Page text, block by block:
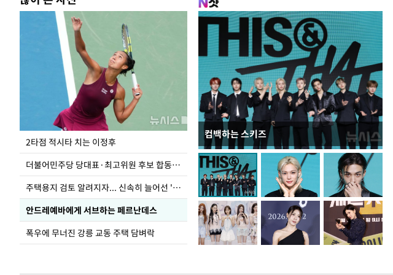
2타점 적시타 치는 이정후
더불어민주당 당대표·최고위원 후보 합동연설회
주택용지 검토 알려지자... 신속히 늘어선 '근조화환'
안드레예바에게 서브하는 페르난데스
폭우에 무너진 강릉 교동 주택 담벼락
컴백하는 스키즈
이번주 국회에는 무슨 일이? [뉴시스국회토pic]